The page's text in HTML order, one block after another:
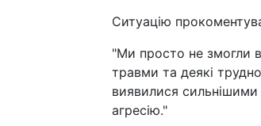
Ситуацію
"Ми просто не змогли
травми та деякі
виявилися сильнішими
агресію."